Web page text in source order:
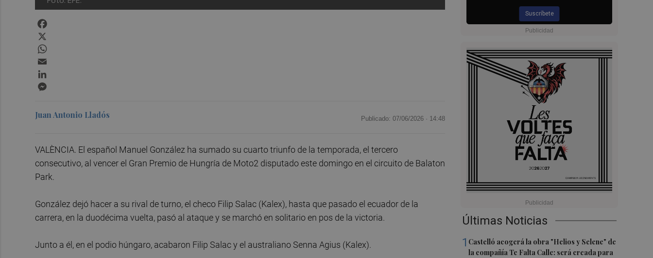
Suscríbete
Últimas Noticias
1 Castelló acogerá la obra "Helios y Selene" de
la compañía Te Falta Calle: será creada para
Juan Antonio Lladós Publicado: 07/06/2026 · 14:48
VALÈNCIA. El español Manuel González ha sumado su cuarto triunfo de la temporada, el tercero
consecutivo, al vencer el Gran Premio de Hungría de Moto2 disputado este domingo en el circuito de Balaton
Park.
González dejó hacer a su rival de turno, el checo Filip Salac (Kalex), hasta que pasado el ecuador de la
carrera, en la duodécima vuelta, pasó al ataque y se marchó en solitario en pos de la victoria.
Junto a él, en el podio húngaro, acabaron Filip Salac y el australiano Senna Agius (Kalex).